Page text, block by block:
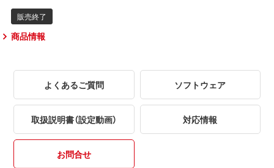
商品情報
よくあるご質問 ソフトウェア
取扱説明書（設定動画） 対応情報
お問合せ